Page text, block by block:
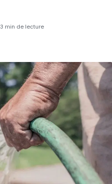
3 min de lecture